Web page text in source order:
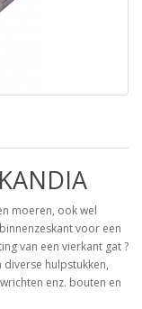
moeren, ook wel
voor een
van een vierkant gat ?
hulpstukken,
enz. bouten en